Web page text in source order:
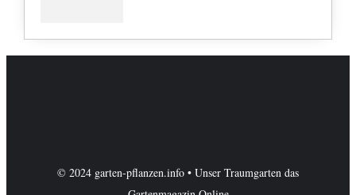
© 2024 garten-pflanzen.info • Unser Traumgarten das